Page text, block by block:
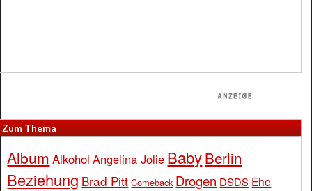
Zum Thema
Album Alkohol Angelina Jolie BabyBerlin
Beziehung Brad Pitt Comeback Drogen DSDS Ehe